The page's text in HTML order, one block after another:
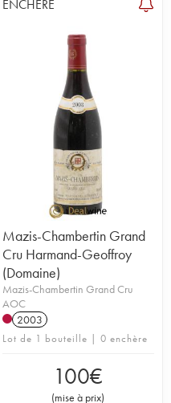
ENCHÈRE
Mazis-Chambertin Grand
Cru Harmand-Geoffroy
(Domaine)
Mazis-Chambertin Grand Cru
AOC
2003
Lot de 1 bouteille | 0 enchère
100€
(mise à prix)